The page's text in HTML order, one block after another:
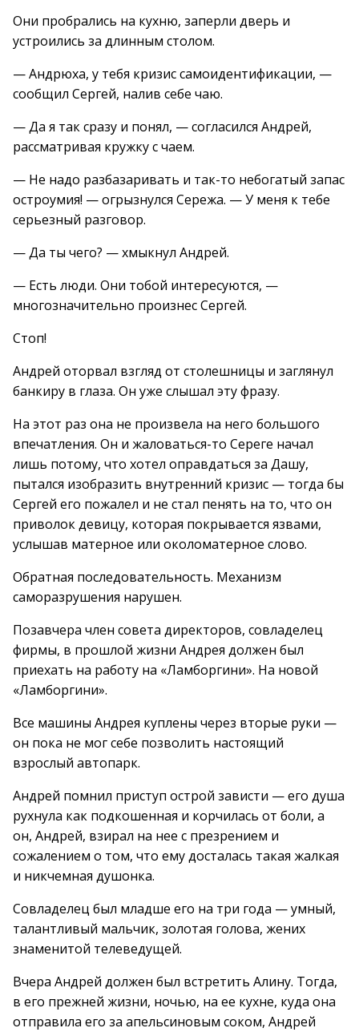
Они пробрались на кухню, заперли дверь и
устроились за длинным столом.
— Андрюха, у тебя кризис самоидентификации, —
сообщил Сергей, налив себе чаю.
— Да я так сразу и понял, — согласился Андрей,
рассматривая кружку с чаем.
— Не надо разбазаривать и так-то небогатый запас
остроумия! — огрызнулся Сережа. — У меня к тебе
серьезный разговор.
— Да ты чего? — хмыкнул Андрей.
— Есть люди. Они тобой интересуются, —
многозначительно произнес Сергей.
Стоп!
Андрей оторвал взгляд от столешницы и заглянул
банкиру в глаза. Он уже слышал эту фразу.
На этот раз она не произвела на него большого
впечатления. Он и жаловаться-то Сереге начал
лишь потому, что хотел оправдаться за Дашу,
пытался изобразить внутренний кризис — тогда бы
Сергей его пожалел и не стал пенять на то, что он
приволок девицу, которая покрывается язвами,
услышав матерное или околоматерное слово.
Обратная последовательность. Механизм
саморазрушения нарушен.
Позавчера член совета директоров, совладелец
фирмы, в прошлой жизни Андрея должен был
приехать на работу на «Ламборгини». На новой
«Ламборгини».
Все машины Андрея куплены через вторые руки —
он пока не мог себе позволить настоящий
взрослый автопарк.
Андрей помнил приступ острой зависти — его душа
рухнула как подкошенная и корчилась от боли, а
он, Андрей, взирал на нее с презрением и
сожалением о том, что ему досталась такая жалкая
и никчемная душонка.
Совладелец был младше его на три года — умный,
талантливый мальчик, золотая голова, жених
знаменитой телеведущей.
Вчера Андрей должен был встретить Алину. Тогда,
в его прежней жизни, ночью, на ее кухне, куда она
отправила его за апельсиновым соком, Андрей